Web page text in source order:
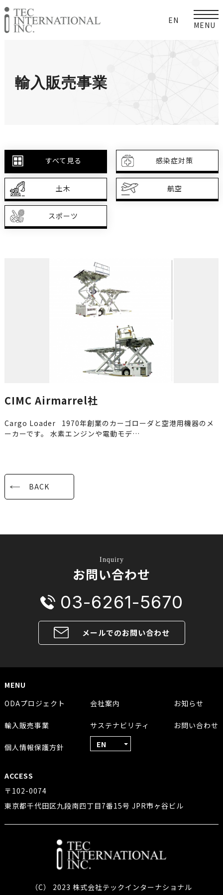
EN
輸入販売事業
すべて見る 感染症対策
土木 航空
スポーツ
CIMC Airmarrel社
Cargo Loader 1970年創業のカーゴローダと空港⽤機器のメ
ーカーです。 水素エンジンや電動モデ…
BACK
Inquiry
お問い合わせ
03-6261-5670
メールでのお問い合わせ
MENU
ODAプロジェクト
輸入販売事業
個人情報保護方針
会社案内
サステナビリティ
EN
お知らせ
お問い合わせ
ACCESS
〒102-0074
東京都千代田区九段南四丁目7番15号 JPR市ヶ谷ビル
（C） 2023 株式会社テックインターナショナル